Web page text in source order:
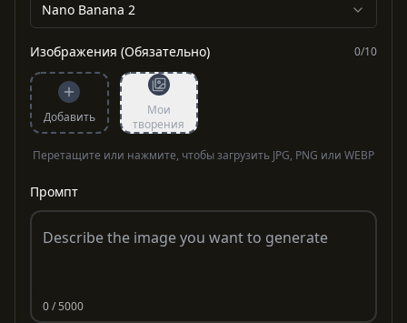
Nano Banana 2
Изображения (Обязательно) 0/10
Добавить
Мои
творения
Перетащите или нажмите, чтобы загрузить JPG, PNG или WEBP
Промпт
0/ 5000